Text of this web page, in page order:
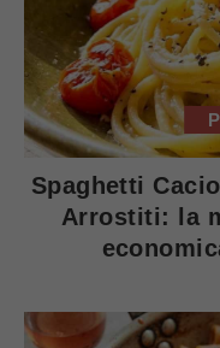
Spaghetti
Arrostiti: la